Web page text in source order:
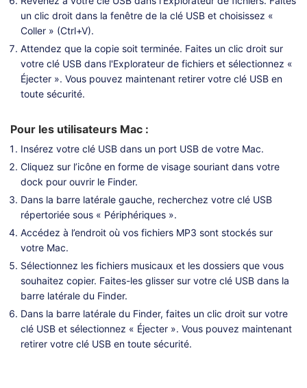
un clic droit dans la fenêtre de la clé USB et choisissez «
Coller » (Ctrl+V).
Attendez que la copie soit terminée. Faites un clic droit sur
votre clé USB dans l'Explorateur de fichiers et sélectionnez «
Éjecter ». Vous pouvez maintenant retirer votre clé USB en
toute sécurité.
Pour les utilisateurs Mac :
Insérez votre clé USB dans un port USB de votre Mac.
Cliquez sur l’icône en forme de visage souriant dans votre
dock pour ouvrir le Finder.
Dans la barre latérale gauche, recherchez votre clé USB
répertoriée sous « Périphériques ».
Accédez à l’endroit où vos fichiers MP3 sont stockés sur
votre Mac.
Sélectionnez les fichiers musicaux et les dossiers que vous
souhaitez copier. Faites-les glisser sur votre clé USB dans la
barre latérale du Finder.
Dans la barre latérale du Finder, faites un clic droit sur votre
clé USB et sélectionnez « Éjecter ». Vous pouvez maintenant
retirer votre clé USB en toute sécurité.